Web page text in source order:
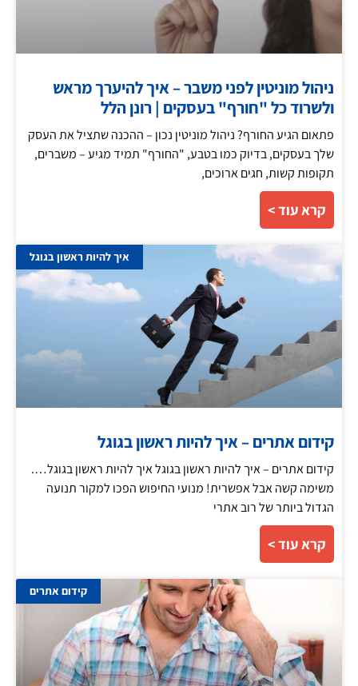
ניהול מוניטין לפני משבר – איך להיערך מראש
ולשרוד כל "חורף" בעסקים | רונן הלל
פתאום הגיע החורף? ניהול מוניטין נכון – ההכנה שתציל את העסק
שלך בעסקים, בדיוק כמו בטבע, "החורף" תמיד מגיע – משברים,
תקופות קשות, חגים ארוכים,
קרא עוד >
איך להיות ראשון בגוגל
קידום אתרים – איך להיות ראשון בגוגל
קידום אתרים – איך להיות ראשון בגוגל איך להיות ראשון בגוגל….
משימה קשה אבל אפשרית! מנועי החיפוש הפכו למקור תנועה
הגדול ביותר של רוב אתרי
קרא עוד >
קידום אתרים